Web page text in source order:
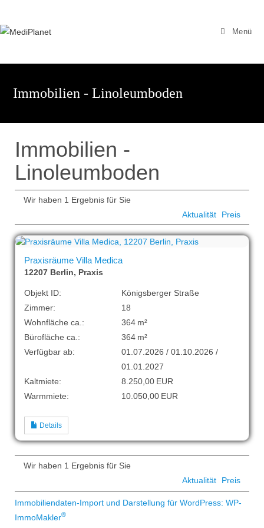
springen
Menü
Immobilien - Linoleumboden
Immobilien -
Linoleumboden
Wir haben 1 Ergebnis für Sie
Aktualität
Preis
Praxisräume Villa Medica
12207 Berlin, Praxis
Objekt ID:
Königsberger Straße
Zimmer:
18
Wohnfläche ca.:
364 m²
Bürofläche ca.:
364 m²
Verfügbar ab:
01.07.2026 / 01.10.2026 /
01.01.2027
Kaltmiete:
8.250,00 EUR
Warmmiete:
10.050,00 EUR
Details
Wir haben 1 Ergebnis für Sie
Aktualität
Preis
Immobiliendaten-Import und Darstellung für WordPress: WP-
ImmoMakler®